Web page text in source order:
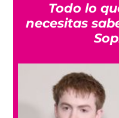
Todo lo
necesitas